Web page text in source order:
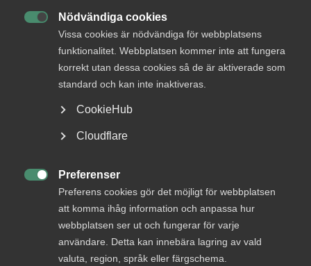
Nödvändiga cookies
Vissa cookies är nödvändiga för webbplatsens
funktionalitet. Webbplatsen kommer inte att fungera
korrekt utan dessa cookies så de är aktiverade som
standard och kan inte inaktiveras.
CookieHub
Cloudflare
Preferenser
Preferens cookies gör det möjligt för webbplatsen
att komma ihåg information och anpassa hur
webbplatsen ser ut och fungerar för varje
användare. Detta kan innebära lagring av vald
valuta, region, språk eller färgschema.
Logga in på Arbetsgivarguiden
Sök på almega.se
Cookie-inställningar
Från
Utbildningsdepartementet
Svar senast
23 oktober 2015
Bli en del av framtidens
Om Almega
Bli medlem